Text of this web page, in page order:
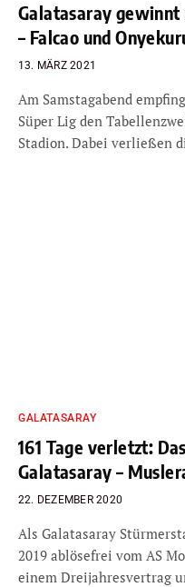
Galatasaray
– Falcao und
13. MÄRZ 2021
Am Samstagabend
Süper Lig den
Stadion. Dabei verließen
GALATASARAY
161 Tage verletzt:
Galatasaray –
22. DEZEMBER 2020
Als Galatasaray
2019 ablösefrei vom AS
einem Dreijahresvertrag